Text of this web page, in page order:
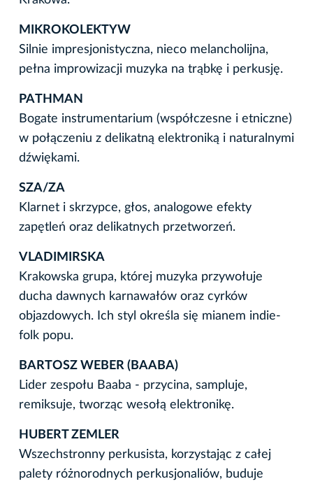
MIKROKOLEKTYW
Silnie impresjonistyczna, nieco melancholijna,
pełna improwizacji muzyka na trąbkę i perkusję.
PATHMAN
Bogate instrumentarium (współczesne i etniczne)
w połączeniu z delikatną elektroniką i naturalnymi
dźwiękami.
SZA/ZA
Klarnet i skrzypce, głos, analogowe efekty
zapętleń oraz delikatnych przetworzeń.
VLADIMIRSKA
Krakowska grupa, której muzyka przywołuje
ducha dawnych karnawałów oraz cyrków
objazdowych. Ich styl określa się mianem indie-
folk popu.
BARTOSZ WEBER (BAABA)
Lider zespołu Baaba - przycina, sampluje,
remiksuje, tworząc wesołą elektronikę.
HUBERT ZEMLER
Wszechstronny perkusista, korzystając z całej
palety różnorodnych perkusjonaliów, buduje